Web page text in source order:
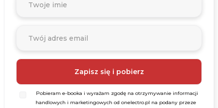
Pobieram e-booka i wyrażam zgodę na otrzymywanie informacji
handlowych i marketingowych od onelectro.pl na podany przeze